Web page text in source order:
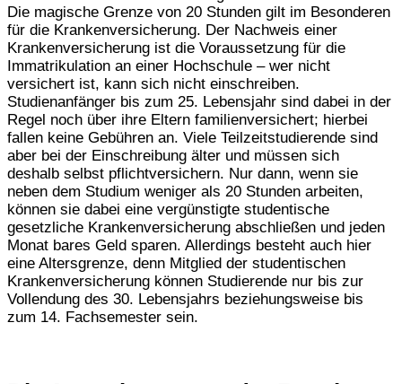
Die magische Grenze von 20 Stunden gilt im Besonderen
für die Krankenversicherung. Der Nachweis einer
Krankenversicherung ist die Voraussetzung für die
Immatrikulation an einer Hochschule – wer nicht
versichert ist, kann sich nicht einschreiben.
Studienanfänger bis zum 25. Lebensjahr sind dabei in der
Regel noch über ihre Eltern familienversichert; hierbei
fallen keine Gebühren an. Viele Teilzeitstudierende sind
aber bei der Einschreibung älter und müssen sich
deshalb selbst pflichtversichern. Nur dann, wenn sie
neben dem Studium weniger als 20 Stunden arbeiten,
können sie dabei eine vergünstigte studentische
gesetzliche Krankenversicherung abschließen und jeden
Monat bares Geld sparen. Allerdings besteht auch hier
eine Altersgrenze, denn Mitglied der studentischen
Krankenversicherung können Studierende nur bis zur
Vollendung des 30. Lebensjahrs beziehungsweise bis
zum 14. Fachsemester sein.